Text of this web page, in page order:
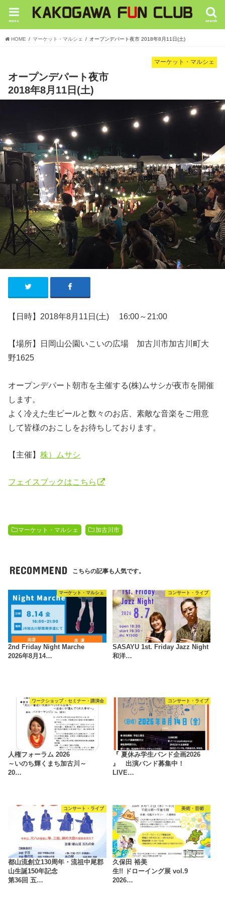
search
menu
HOME マーケット・マルシェ オープンデパート夜市 2018年8月11日(土)
マーケット・マルシェ
オープンデパート夜市
2018年8月11日(土)
【日時】2018年8月11日(土) 16:00～21:00
【場所】日岡山公園いこいの広場 加古川市加古川町大
野1625
オープンデパート朝市を主催する(株)ムサシが夜市を開催
します。
よく冷えた生ビールと数々のお店、素敵な音楽をご用意
して皆様のおこしをお待ちしております。
【主催】株）ムサシ
フェイスブックはこちら
マーケット・マルシェ 加古川市
RECOMMEND こちらの記事も人気です。
マーケット・マルシェ
2nd Friday Night Marche
2026年8月14…
コンサート・ライブ
SASAYU 1st. Friday Jazz Night
和洋…
ワークショップ・セミナー・講演会
人権フォーラム 2026
～いのち輝くまち加古川～
20…
コンサート・ライブ
『 夏休み学生バンド企画2026
』 出演バンド募集中！
LIVE…
コンサート・ライブ
都山流創立130周年・流祖中尾郡
山生誕150年記念
第36回 五…
美術・芸術
久保田 裕美
生!! ドローイング展 vol.9
2026…